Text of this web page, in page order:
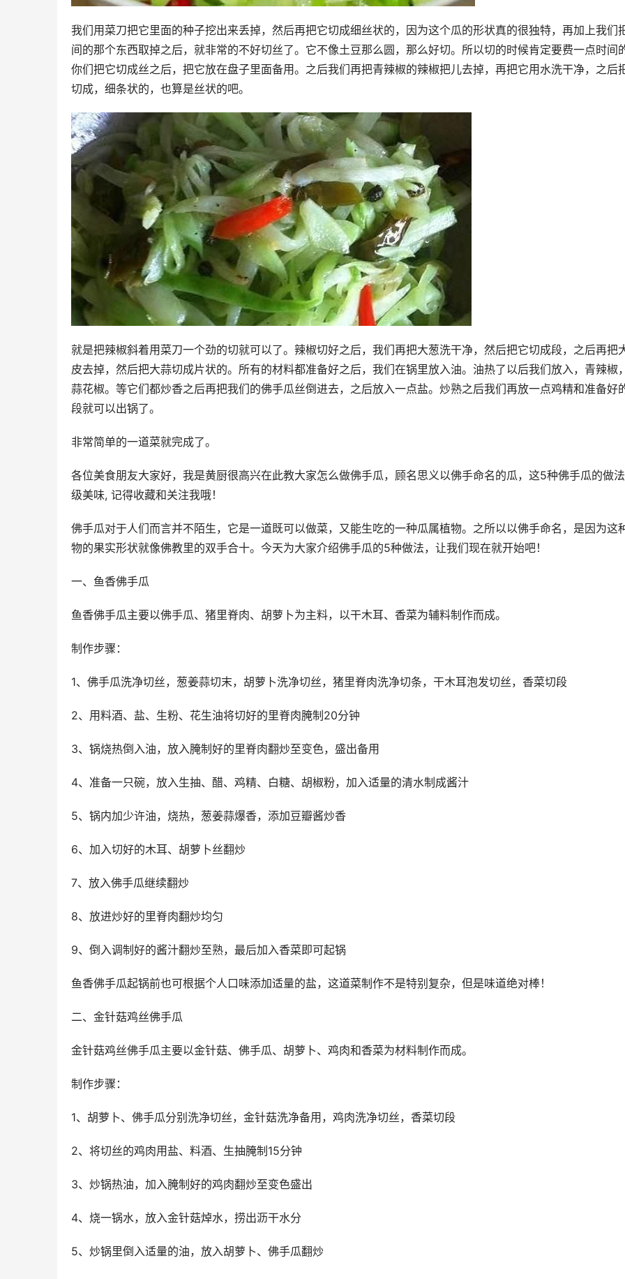
我们用菜刀把它里面的种子挖出来丢掉，然后再把它切成细丝状的，因为这个瓜的形状真的很独特，再加上我们
间的那个东西取掉之后，就非常的不好切丝了。它不像土豆那么圆，那么好切。所以切的时候肯定要费一点时间
你们把它切成丝之后，把它放在盘子里面备用。之后我们再把青辣椒的辣椒把儿去掉，再把它用水洗干净，之后
切成，细条状的，也算是丝状的吧。
就是把辣椒斜着用菜刀一个劲的切就可以了。辣椒切好之后，我们再把大葱洗干净，然后把它切成段，之后再把
皮去掉，然后把大蒜切成片状的。所有的材料都准备好之后，我们在锅里放入油。油热了以后我们放入，青辣椒
蒜花椒。等它们都炒香之后再把我们的佛手瓜丝倒进去，之后放入一点盐。炒熟之后我们再放一点鸡精和准备好
段就可以出锅了。
非常简单的一道菜就完成了。
各位美食朋友大家好，我是黄厨很高兴在此教大家怎么做佛手瓜，顾名思义以佛手命名的瓜，这5种佛手瓜的做
级美味, 记得收藏和关注我哦！
佛手瓜对于人们而言并不陌生，它是一道既可以做菜，又能生吃的一种瓜属植物。之所以以佛手命名，是因为这
物的果实形状就像佛教里的双手合十。今天为大家介绍佛手瓜的5种做法，让我们现在就开始吧！
一、鱼香佛手瓜
鱼香佛手瓜主要以佛手瓜、猪里脊肉、胡萝卜为主料，以干木耳、香菜为辅料制作而成。
制作步骤：
1、佛手瓜洗净切丝，葱姜蒜切末，胡萝卜洗净切丝，猪里脊肉洗净切条，干木耳泡发切丝，香菜切段
2、用料酒、盐、生粉、花生油将切好的里脊肉腌制20分钟
3、锅烧热倒入油，放入腌制好的里脊肉翻炒至变色，盛出备用
4、准备一只碗，放入生抽、醋、鸡精、白糖、胡椒粉，加入适量的清水制成酱汁
5、锅内加少许油，烧热，葱姜蒜爆香，添加豆瓣酱炒香
6、加入切好的木耳、胡萝卜丝翻炒
7、放入佛手瓜继续翻炒
8、放进炒好的里脊肉翻炒均匀
9、倒入调制好的酱汁翻炒至熟，最后加入香菜即可起锅
鱼香佛手瓜起锅前也可根据个人口味添加适量的盐，这道菜制作不是特别复杂，但是味道绝对棒！
二、金针菇鸡丝佛手瓜
金针菇鸡丝佛手瓜主要以金针菇、佛手瓜、胡萝卜、鸡肉和香菜为材料制作而成。
制作步骤：
1、胡萝卜、佛手瓜分别洗净切丝，金针菇洗净备用，鸡肉洗净切丝，香菜切段
2、将切丝的鸡肉用盐、料酒、生抽腌制15分钟
3、炒锅热油，加入腌制好的鸡肉翻炒至变色盛出
4、烧一锅水，放入金针菇焯水，捞出沥干水分
5、炒锅里倒入适量的油，放入胡萝卜、佛手瓜翻炒